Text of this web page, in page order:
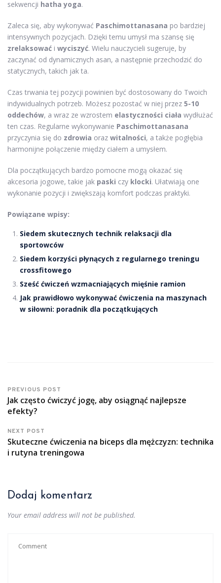
sekwencji hatha yoga.
Zaleca się, aby wykonywać Paschimottanasana po bardziej
intensywnych pozycjach. Dzięki temu umysł ma szansę się
zrelaksować i wyciszyć. Wielu nauczycieli sugeruje, by
zaczynać od dynamicznych asan, a następnie przechodzić do
statycznych, takich jak ta.
Czas trwania tej pozycji powinien być dostosowany do Twoich
indywidualnych potrzeb. Możesz pozostać w niej przez 5-10
oddechów, a wraz ze wzrostem elastyczności ciała wydłużać
ten czas. Regularne wykonywanie Paschimottanasana
przyczynia się do zdrowia oraz witalności, a także pogłębia
harmonijne połączenie między ciałem a umysłem.
Dla początkujących bardzo pomocne mogą okazać się
akcesoria jogowe, takie jak paski czy klocki. Ułatwiają one
wykonanie pozycji i zwiększają komfort podczas praktyki.
Powiązane wpisy:
Siedem skutecznych technik relaksacji dla
sportowców
Siedem korzyści płynących z regularnego treningu
crossfitowego
Sześć ćwiczeń wzmacniających mięśnie ramion
Jak prawidłowo wykonywać ćwiczenia na maszynach
w siłowni: poradnik dla początkujących
PREVIOUS POST
Jak często ćwiczyć jogę, aby osiągnąć najlepsze
efekty?
NEXT POST
Skuteczne ćwiczenia na biceps dla mężczyzn: technika
i rutyna treningowa
Dodaj komentarz
Your email address will not be published.